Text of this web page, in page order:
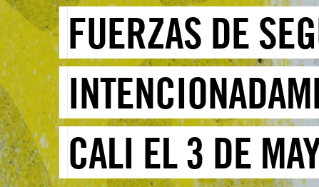
FUERZAS DE
CALI EL 3 DE